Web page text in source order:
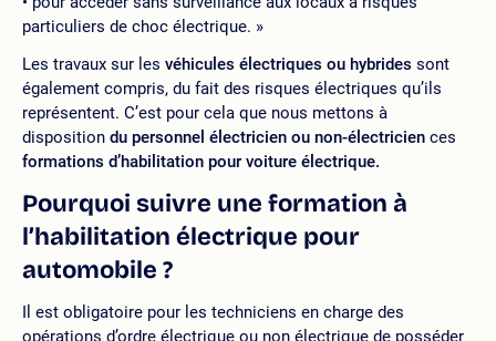
particuliers de choc électrique. »
Les travaux sur les véhicules électriques ou hybrides sont
également compris, du fait des risques électriques qu’ils
représentent. C’est pour cela que nous mettons à
disposition du personnel électricien ou non-électricien ces
formations d’habilitation pour voiture électrique.
Pourquoi suivre une formation à
l’habilitation électrique pour
automobile ?
Il est obligatoire pour les techniciens en charge des